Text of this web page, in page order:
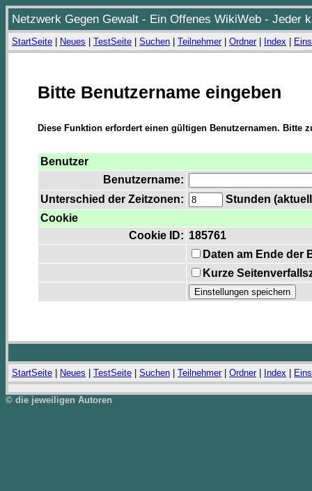
Netzwerk Gegen Gewalt - Ein Offenes WikiWeb - Jeder
StartSeite Neues TestSeite Suchen Teilnehmer| Ordner| Index
Bitte Benutzername eingeben
Diese Funktion erfordert einen gültigen Benutzernamen. Bitte
Benutzer
Benutzername:
Unterschied der Zeitzonen:
Stunden
Cookie
Cookie ID: 185761
Daten am Ende der
Kurze
StartSeite Neues TestSeite Suchen Teilnehmer| Ordner| Index
© die jeweiligen Autoren